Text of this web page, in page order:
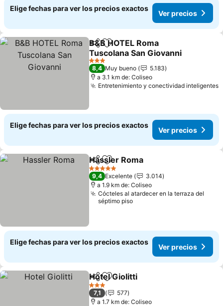
Elige fechas para ver los precios exactos
Ver precios
CompartirAgregar a favoritos
B&B HOTEL Roma
Tuscolana San Giovanni
3 Estrellas
8,4 Muy bueno
5.183
a 3.1 km de: Coliseo
Entretenimiento y conectividad inteligentes
Elige fechas para ver los precios exactos
Ver precios
CompartirAgregar a favoritos
Hassler Roma
5 Estrellas
9,4 Excelente
3.014
a 1.9 km de: Coliseo
Cócteles al atardecer en la terraza del
séptimo piso
Elige fechas para ver los precios exactos
Ver precios
CompartirAgregar a favoritos
Hotel Giolitti
3 Estrellas
7,1
577
a 1.7 km de: Coliseo